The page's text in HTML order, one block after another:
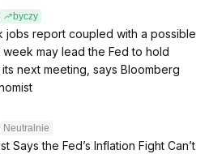
byczy
jobs report coupled with a possible
may lead the Fed to hold
next meeting, says Bloomberg
Neutralnie
Says the Fed’s Inflation Fight Can’t